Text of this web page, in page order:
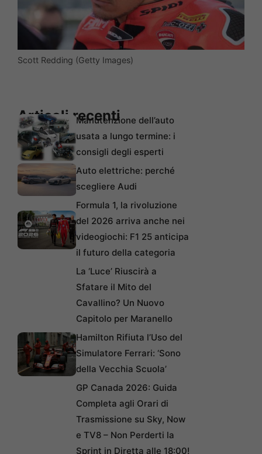
Scott Redding (Getty Images)
Articoli recentiManutenzione dell’auto
usata a lungo termine: i
consigli degli esperti
Auto elettriche: perché
scegliere Audi
Formula 1, la rivoluzione
del 2026 arriva anche nei
videogiochi: F1 25 anticipa
il futuro della categoria
La ‘Luce’ Riuscirà a
Sfatare il Mito del
Cavallino? Un Nuovo
Capitolo per Maranello
Hamilton Rifiuta l’Uso del
Simulatore Ferrari: ‘Sono
della Vecchia Scuola’
GP Canada 2026: Guida
Completa agli Orari di
Trasmissione su Sky, Now
e TV8 – Non Perderti la
Sprint in Diretta alle 18:00!